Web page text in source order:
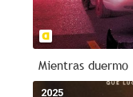
Mientras duermo
2025